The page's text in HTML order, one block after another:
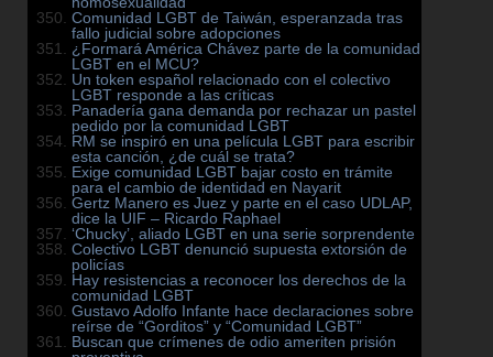
Comunidad LGBT de Taiwán, esperanzada tras
fallo judicial sobre adopciones
¿Formará América Chávez parte de la comunidad
LGBT en el MCU?
Un token español relacionado con el colectivo
LGBT responde a las críticas
Panadería gana demanda por rechazar un pastel
pedido por la comunidad LGBT
RM se inspiró en una película LGBT para escribir
esta canción, ¿de cuál se trata?
Exige comunidad LGBT bajar costo en trámite
para el cambio de identidad en Nayarit
Gertz Manero es Juez y parte en el caso UDLAP,
dice la UIF – Ricardo Raphael
‘Chucky’, aliado LGBT en una serie sorprendente
Colectivo LGBT denunció supuesta extorsión de
policías
Hay resistencias a reconocer los derechos de la
comunidad LGBT
Gustavo Adolfo Infante hace declaraciones sobre
reírse de “Gorditos” y “Comunidad LGBT”
Buscan que crímenes de odio ameriten prisión